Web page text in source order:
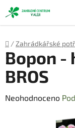
Přejít
na
obsah
Domů
/ Zahrádkářské
Bopon -
BROS
Průměrné
Neohodnoceno